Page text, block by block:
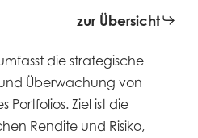
zur Übersicht
die strategische
Überwachung von
Ziel ist die
Rendite und Risiko,